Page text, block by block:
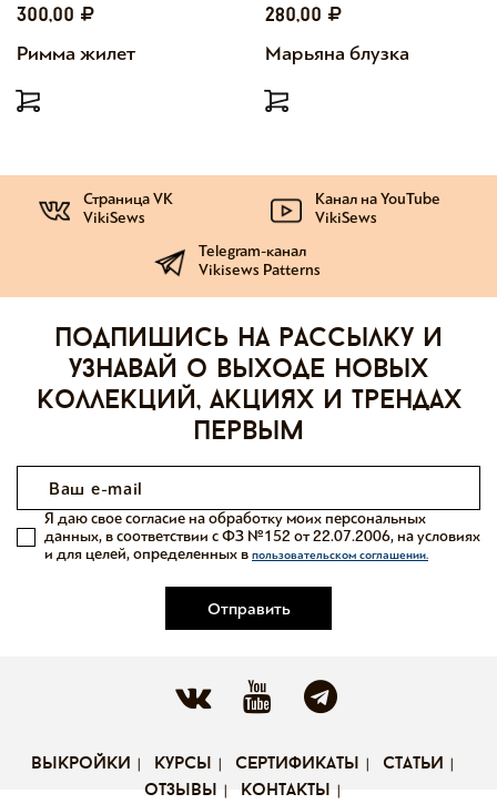
300,00
Римма жилет
280,00
Марьяна блузка
Страница VK
VikiSews
Канал на YouTube
VikiSews
Telegram-канал
Vikisews Patterns
Подпишись на рассылку и
узнавай о выходе новых
коллекций, акциях и трендах
первым
Отправить
Я даю свое согласие на обработку моих персональных
данных, в соответствии с ФЗ №152 от 22.07.2006, на условиях
и для целей, определенных в пользовательском соглашении.
выкройки курсы сертификаты
статьи
отзывы
контакты